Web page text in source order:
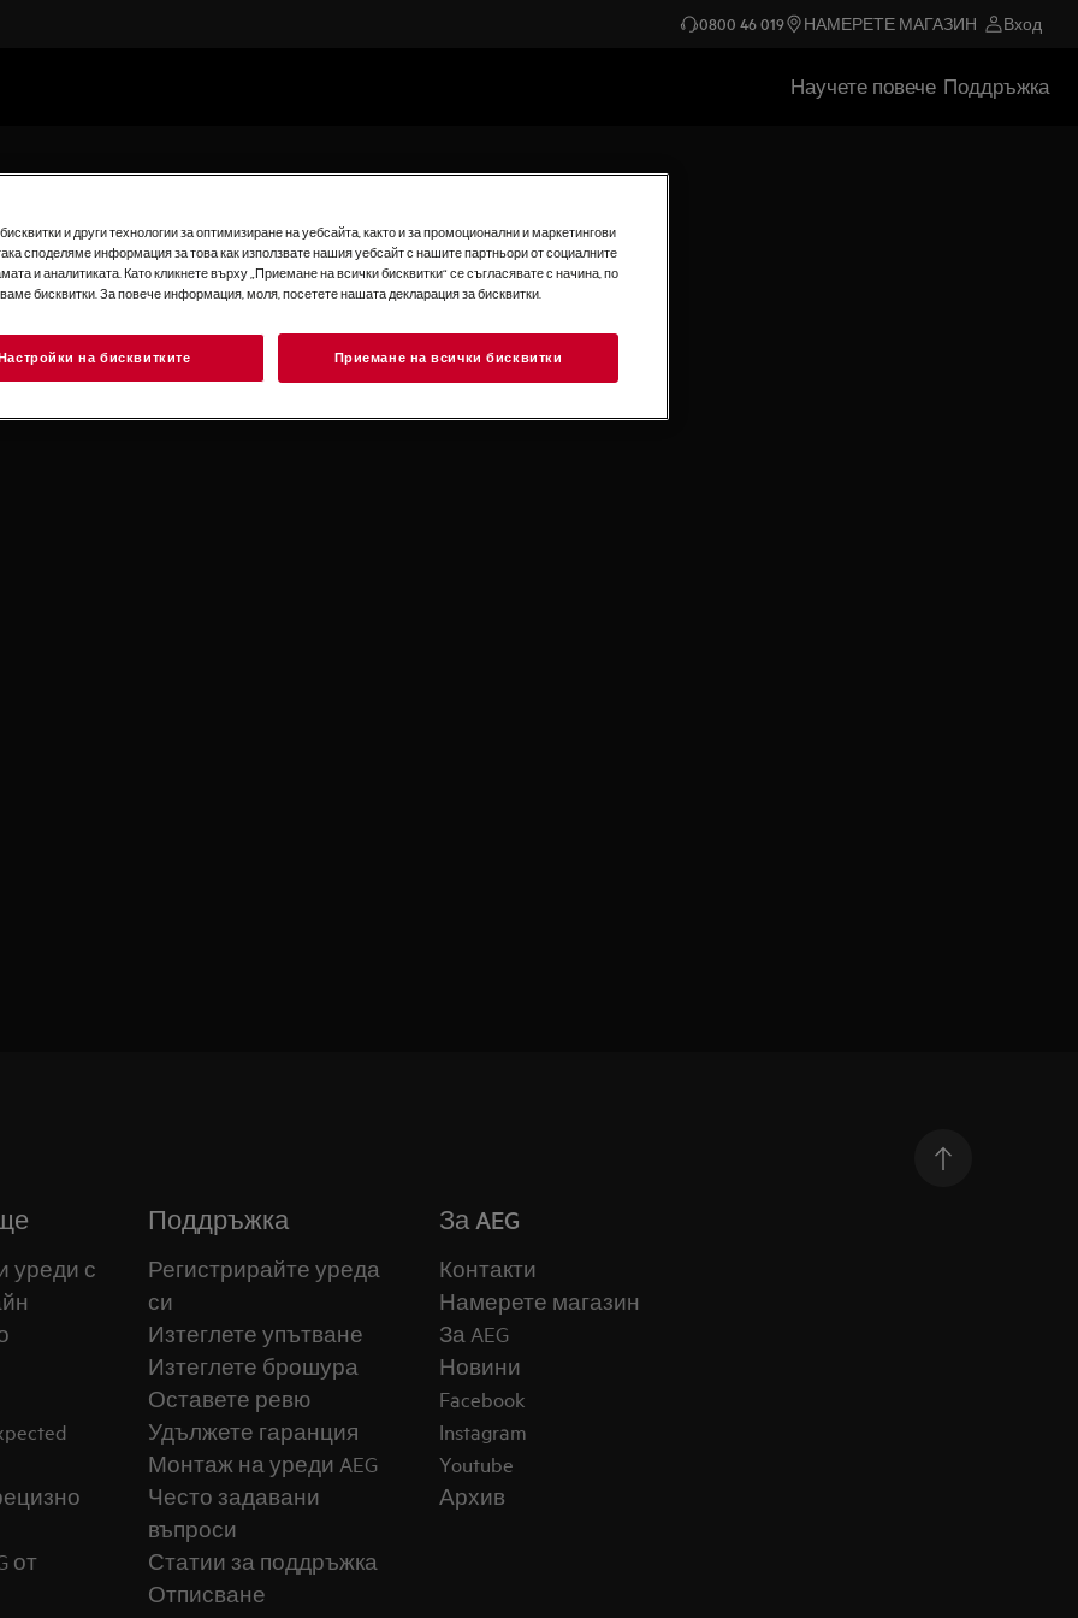
0800 46 019 НАМЕРЕТЕ МАГАЗИН Вход
Научете повече Поддръжка
при
Искате ли блендер,
закуска? Или
напитка със себе
бутилка за пиене?
на AEG.
уреди с
от
Поддръжка
Регистрирайте уреда
си
Изтеглете упътване
Изтеглете брошура
Оставете ревю
Удължете гаранция
Монтаж на уреди AEG
Често задавани
въпроси
Статии за поддръжка
Отписване
За AEG
Контакти
Намерете магазин
За AEG
Новини
Facebook
Instagram
Youtube
Архив
и други технологии за оптимизиране на уебсайта, както и за промоционални и маркетингови
споделяме информация за това как използвате нашия уебсайт с нашите партньори от социалните
и аналитиката. Като кликнете върху „Приемане на всички бисквитки“ се съгласявате с начина, по
бисквитки. За повече информация, моля, посетете нашата декларация за бисквитки.
на бисквитките Приемане на всички бисквитки